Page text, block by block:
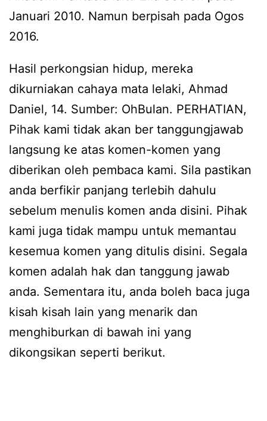
Januari 2010. Namun berpisah pada Ogos
2016.
Hasil perkongsian hidup, mereka
dikurniakan cahaya mata lelaki, Ahmad
Daniel, 14. Sumber: OhBulan. PERHATIAN,
Pihak kami tidak akan ber tanggungjawab
langsung ke atas komen-komen yang
diberikan oleh pembaca kami. Sila pastikan
anda berfikir panjang terlebih dahulu
sebelum menulis komen anda disini. Pihak
kami juga tidak mampu untuk memantau
kesemua komen yang ditulis disini. Segala
komen adalah hak dan tanggung jawab
anda. Sementara itu, anda boleh baca juga
kisah kisah lain yang menarik dan
menghiburkan di bawah ini yang
dikongsikan seperti berikut.